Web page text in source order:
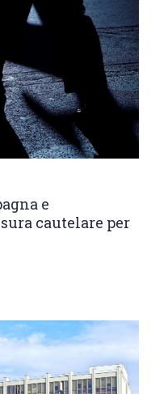
e
cautelare per